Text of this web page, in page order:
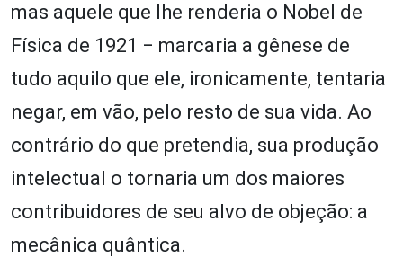
mas aquele que lhe renderia o Nobel de
Física de 1921 ‒ marcaria a gênese de
tudo aquilo que ele, ironicamente, tentaria
negar, em vão, pelo resto de sua vida. Ao
contrário do que pretendia, sua produção
intelectual o tornaria um dos maiores
contribuidores de seu alvo de objeção: a
mecânica quântica.